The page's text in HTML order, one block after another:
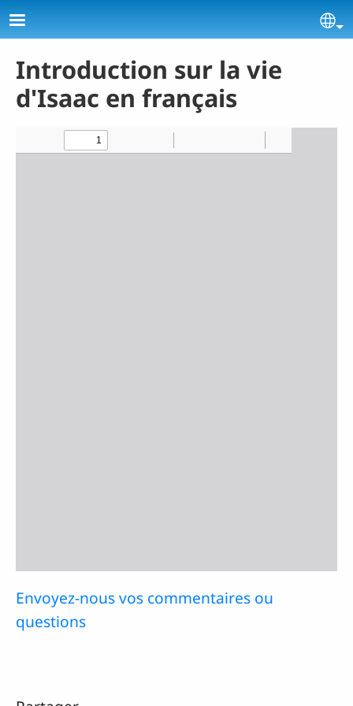
Aller au contenu principal
Introduction sur la vie
d'Isaac en français
Envoyez-nous vos commentaires ou
questions